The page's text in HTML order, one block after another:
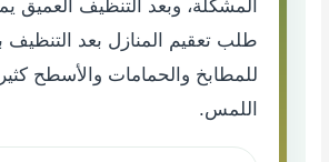
المشكلة، وبعد التنظيف العميق
طلبتعقيم المنازل بعد التنظيف
للمطابخ والحمامات والأسطح
اللمس.